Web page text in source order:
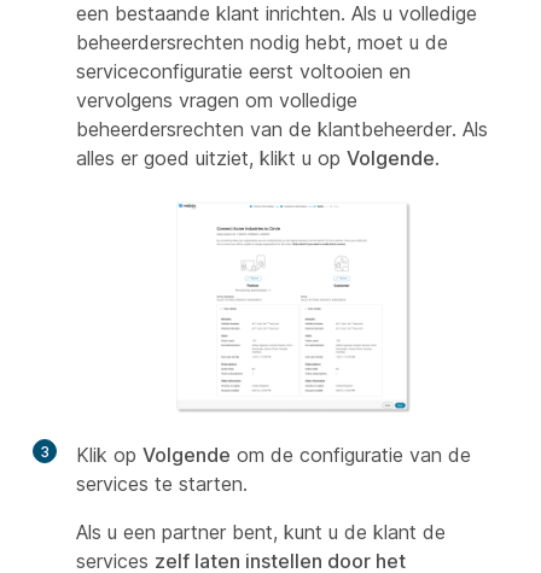
een bestaande klant inrichten. Als u volledige
beheerdersrechten nodig hebt, moet u de
serviceconfiguratie eerst voltooien en
vervolgens vragen om volledige
beheerdersrechten van de klantbeheerder. Als
alles er goed uitziet, klikt u op Volgende.
3 Klik op Volgende om de configuratie van de
services te starten.
Als u een partner bent, kunt u de klant de
services zelf laten instellen door het